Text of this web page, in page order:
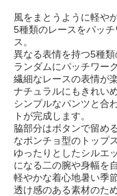
風をまとうように軽やか
5種類のレースをパッ
ス。
異なる表情を持つ5種類
ランダムにパッチワー
繊細なレースの表情が
ナチュラルにもきれい
シンプルなパンツと合
トが完成します。
脇部分はボタンで留め
なポンチョ型のトップス
ゆったりとしたシルエ
になる二の腕や身幅を
軽やかな着心地暑い季
透け感のある素材のた